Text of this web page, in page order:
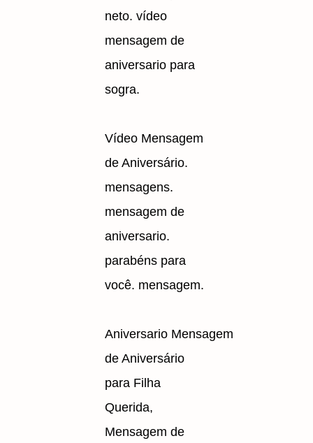
neto. vídeo
mensagem de
aniversario para
sogra.
Vídeo Mensagem
de Aniversário.
mensagens.
mensagem de
aniversario.
parabéns para
você. mensagem.
Aniversario Mensagem
de Aniversário
para Filha
Querida,
Mensagem de